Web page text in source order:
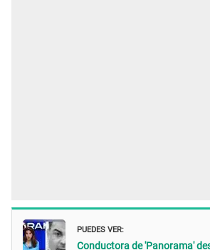
PUEDES VER:
Conductora de 'Panorama'